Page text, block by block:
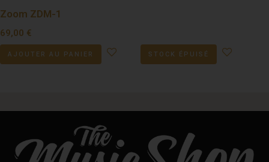
Zoom ZDM-1
69,00 €
AJOUTER AU PANIER STOCK ÉPUISÉ